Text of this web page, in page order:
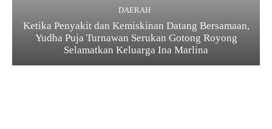
DAERAH
Ketika Penyakit dan Kemiskinan Datang Bersamaan,
Yudha Puja Turnawan Serukan Gotong Royong
Selamatkan Keluarga Ina Marlina